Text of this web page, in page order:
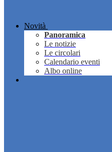
Novità
Panoramica
Le notizie
Le circolari
Calendario eventi
Albo online